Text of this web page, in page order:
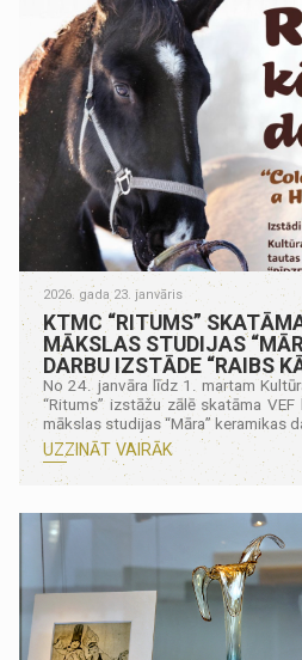
2026. gada 23. janvāris
KTMC “RITUMS”
MĀKSLAS STUDIJAS
DARBU IZSTĀDE “RAIBS
No 24. janvāra līdz 1. martam
“Ritums” izstāžu zālē skatāma
mākslas studijas “Māra” keramikas
UZZINĀT VAIRĀK